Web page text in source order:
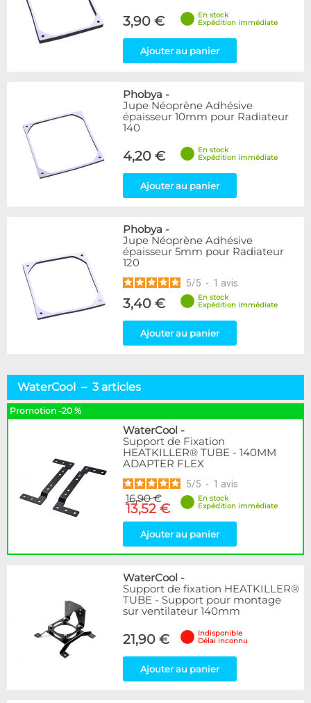
3,90 €
En stock
Expédition immédiate
Ajouter au panier
Phobya -
Jupe Néoprène Adhésive
épaisseur 10mm pour Radiateur
140
4,20 €
En stock
Expédition immédiate
Ajouter au panier
Phobya -
Jupe Néoprène Adhésive
épaisseur 5mm pour Radiateur
120
5/5 - 1 avis
3,40 €
En stock
Expédition immédiate
Ajouter au panier
WaterCool – 3 articles
Promotion -20 %
WaterCool -
Support de Fixation
HEATKILLER® TUBE - 140MM
ADAPTER FLEX
5/5 - 1 avis
16,90 €
13,52 €
En stock
Expédition immédiate
Ajouter au panier
WaterCool -
Support de fixation HEATKILLER®
TUBE - Support pour montage
sur ventilateur 140mm
21,90 €
Indisponible
Délai inconnu
Ajouter au panier